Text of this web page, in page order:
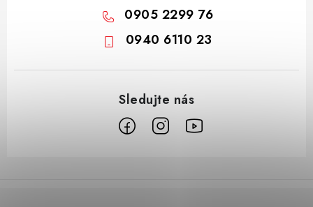
0905 2299 76
0940 6110 23